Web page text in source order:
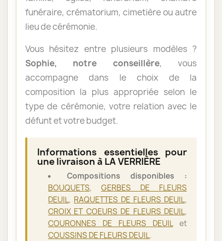
funéraire, crématorium, cimetière ou autre
lieu de cérémonie.
Vous hésitez entre plusieurs modèles ?
Sophie, notre conseillère, vous
accompagne dans le choix de la
composition la plus appropriée selon le
type de cérémonie, votre relation avec le
défunt et votre budget.
Informations essentielles pour
une livraison à LA VERRIÈRE
Compositions disponibles :
BOUQUETS, GERBES DE FLEURS
DEUIL, RAQUETTES DE FLEURS DEUIL,
CROIX ET COEURS DE FLEURS DEUIL,
COURONNES DE FLEURS DEUILet
COUSSINS DE FLEURS DEUIL.